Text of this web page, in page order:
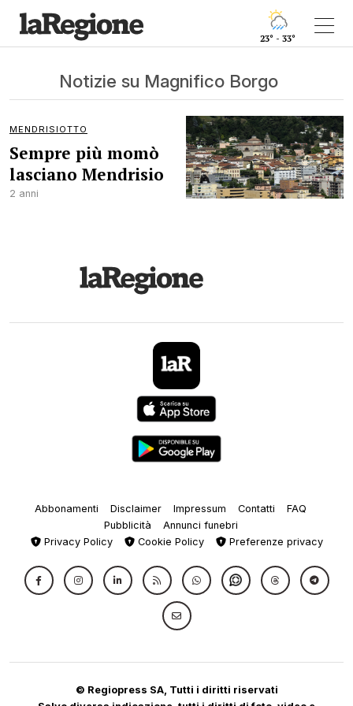
23° - 33°
Notizie su Magnifico Borgo
MENDRISIOTTO
Sempre più momò
lasciano Mendrisio
2 anni
Abbonamenti Disclaimer Impressum Contatti
FAQ
Pubblicità
Annunci funebri
Privacy Policy
Cookie Policy Preferenze privacy
© Regiopress SA, Tutti i diritti riservati